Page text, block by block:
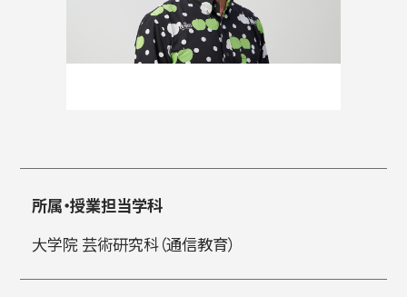
所属・授業担当学科
大学院 芸術研究科（通信教育）